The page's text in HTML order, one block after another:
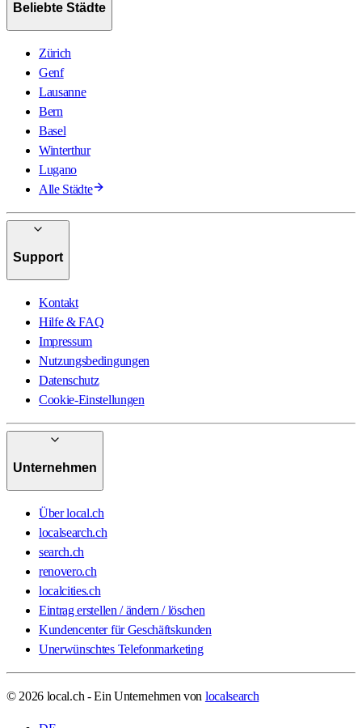
Beliebte Städte
Zürich
Genf
Lausanne
Bern
Basel
Winterthur
Lugano
Alle Städte
Support
Kontakt
Hilfe & FAQ
Impressum
Nutzungsbedingungen
Datenschutz
Cookie-Einstellungen
Unternehmen
Über local.ch
localsearch.ch
search.ch
renovero.ch
localcities.ch
Eintrag erstellen / ändern / löschen
Kundencenter für Geschäftskunden
Unerwünschtes Telefonmarketing
© 2026 local.ch - Ein Unternehmen von localsearch